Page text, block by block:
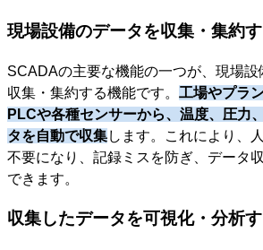
現場設備のデータを収集・集約
SCADAの主要な機能の一つが、現場
収集・集約する機能です。 工場やプラ
PLCや各種センサーから、温度、圧力
タを自動で収集します。これにより、
不要になり、記録ミスを防ぎ、データ
できます。
収集したデータを可視化・分析